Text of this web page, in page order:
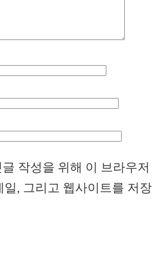
작성을 위해 이 브라우저
일, 그리고 웹사이트를 저장